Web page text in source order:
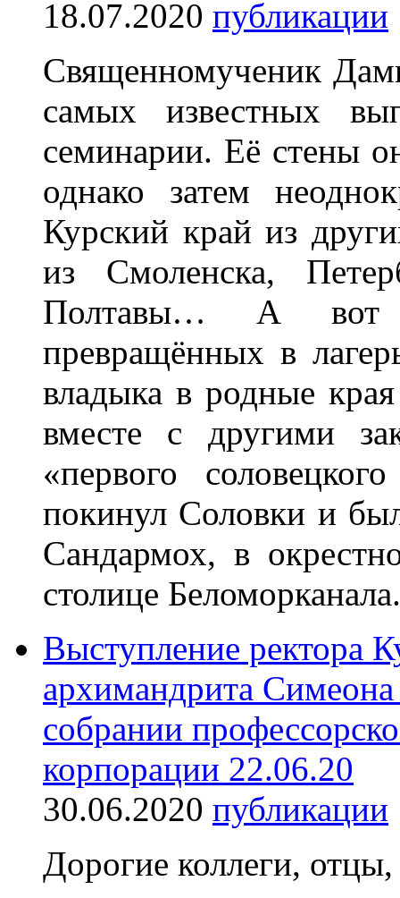
18.07.2020 публикации
Священномученик
самых известных
семинарии. Её стены
однако затем
Курский край из
из Смоленска,
Полтавы… А вот
превращённых в
владыка в родные
вместе с другими
«первого
покинул Соловки и
Сандармох, в
столице
Выступление ректора
архимандрита
собрании
корпорации 22.06.20
30.06.2020 публикации
Дорогие коллеги,